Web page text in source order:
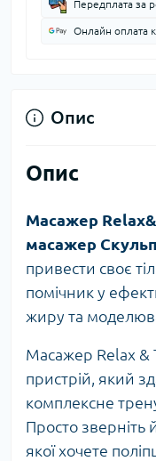
Передплата за
Онлайн оплата
Опис
Опис
Масажер
масажер
привести своє
помічник у
жиру та
Масажер Relax &
пристрій, який
комплексне
Просто зверніть
якої хочете